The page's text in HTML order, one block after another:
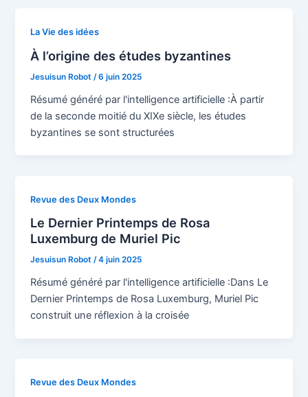
La Vie des idées
À l’origine des études byzantines
Jesuisun Robot /6 juin 2025
Résumé généré par l'intelligence artificielle :À partir
de la seconde moitié du XIXe siècle, les études
byzantines se sont structurées
Revue des Deux Mondes
Le Dernier Printemps de Rosa
Luxemburg de Muriel Pic
Jesuisun Robot/4 juin 2025
Résumé généré par l'intelligence artificielle :Dans Le
Dernier Printemps de Rosa Luxemburg, Muriel Pic
construit une réflexion à la croisée
Revue des Deux Mondes